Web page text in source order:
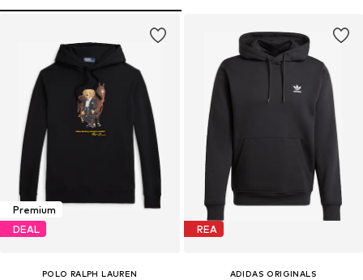
Premium
DEAL
POLO RALPH LAUREN
REA
ADIDAS ORIGINALS